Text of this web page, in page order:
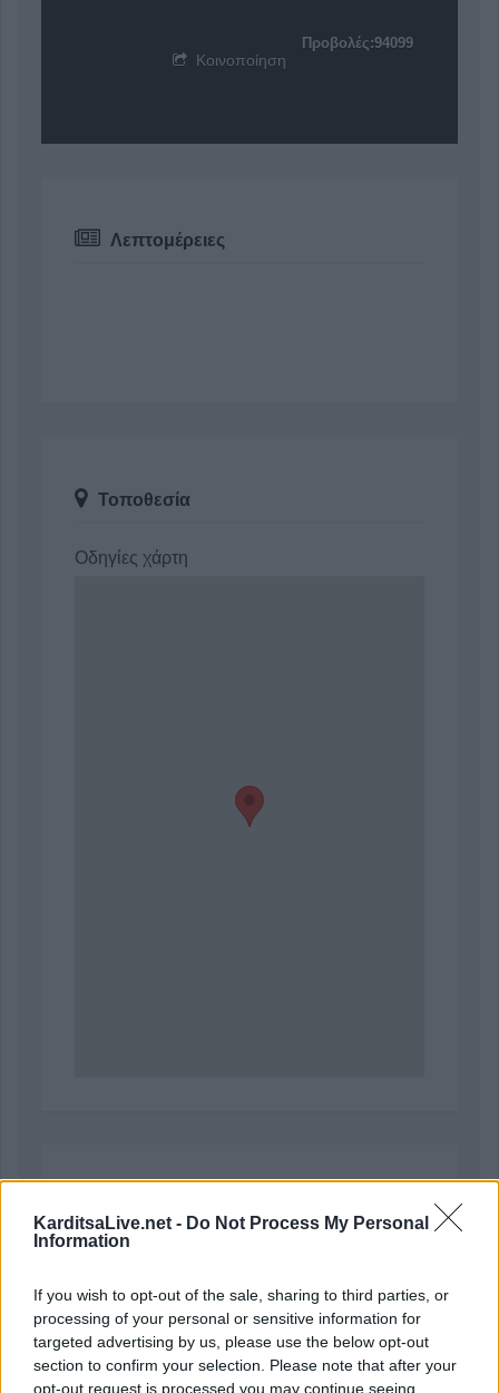
KarditsaLive.net - Do Not Process My Personal
Information
If you wish to opt-out of the sale, sharing to third parties, or
processing of your personal or sensitive information for
targeted advertising by us, please use the below opt-out
section to confirm your selection. Please note that after your
opt-out request is processed you may continue seeing
Προβολές:94099
Κοινοποίηση
Λεπτομέρειες
Τοποθεσία
Οδηγίες χάρτη
2441072993